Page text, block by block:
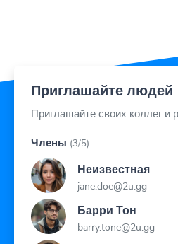
Приглашайте своих коллег и
Неизвестная
jane.doe@2u.gg
Барри Тон
barry.tone@2u.gg
Воображаемый